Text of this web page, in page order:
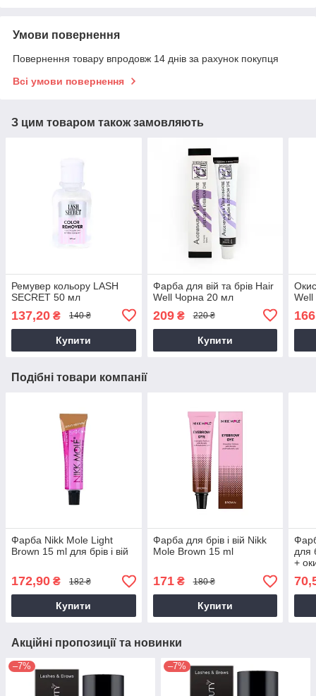
Умови повернення
Повернення товару впродовж 14 днів за рахунок покупця
Всі умови повернення
З цим товаром також замовляють
Ремувер кольору LASH
SECRET 50 мл
137,20 ₴ 140 ₴
Купити
Фарба для вій та брів Hair
Well Чорна 20 мл
209₴ 220 ₴
Купити
Подібні товари компанії
Фарба Nikk Mole Light
Brown 15 ml для брів і вій
172,90 ₴ 182 ₴
Купити
Фарбa для брів і вій Nikk
Mole Brown 15 ml
171₴ 180 ₴
Купити
для
+
Акційні пропозиції та новинки
–7% –7%